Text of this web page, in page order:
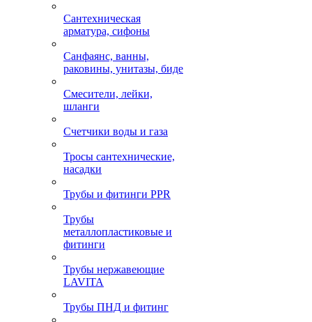
Сантехническая
арматура, сифоны
Санфаянс, ванны,
раковины, унитазы, биде
Смесители, лейки,
шланги
Счетчики воды и газа
Тросы сантехнические,
насадки
Трубы и фитинги PPR
Трубы
металлопластиковые и
фитинги
Трубы нержавеющие
LAVITA
Трубы ПНД и фитинг